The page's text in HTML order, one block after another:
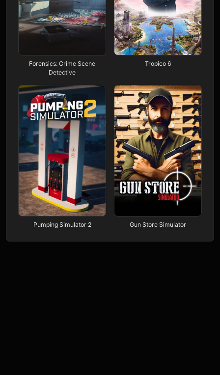
Forensics: Crime Scene
Detective
Tropico 6
Pumping Simulator 2 Gun Store Simulator